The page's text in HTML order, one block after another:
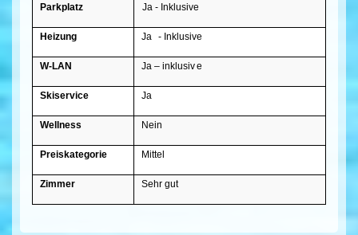
Parkplatz Ja - Inklusive
Heizung Ja - Inklusive
W-LAN Ja – inklusive
Skiservice Ja
Wellness Nein
Preiskategorie Mittel
Zimmer Sehr gut